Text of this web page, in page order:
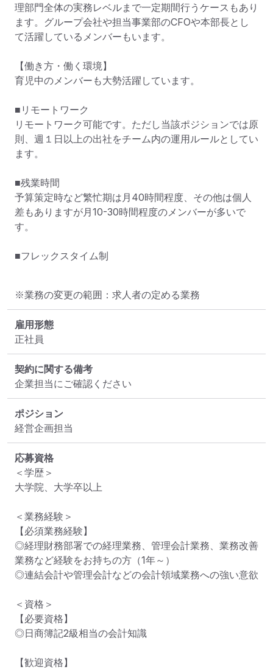
理部門全体の実務レベルまで一定期間行うケースもあり
ます。グループ会社や担当事業部のCFOや本部長とし
て活躍しているメンバーもいます。
【働き方・働く環境】
育児中のメンバーも大勢活躍しています。
■リモートワーク
リモートワーク可能です。ただし当該ポジションでは原
則、週１日以上の出社をチーム内の運用ルールとしてい
ます。
■残業時間
予算策定時など繁忙期は月40時間程度、その他は個人
差もありますが月10-30時間程度のメンバーが多いで
す。
■フレックスタイム制
※業務の変更の範囲：求人者の定める業務
雇用形態
正社員
契約に関する備考
企業担当にご確認ください
ポジション
経営企画担当
応募資格
＜学歴＞
大学院、大学卒以上
＜業務経験＞
【必須業務経験】
◎経理財務部署での経理業務、管理会計業務、業務改善
業務など経験をお持ちの方（1年～）
◎連結会計や管理会計などの会計領域業務への強い意欲
＜資格＞
【必要資格】
◎日商簿記2級相当の会計知識
【歓迎資格】